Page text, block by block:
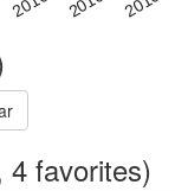
4 favorites)